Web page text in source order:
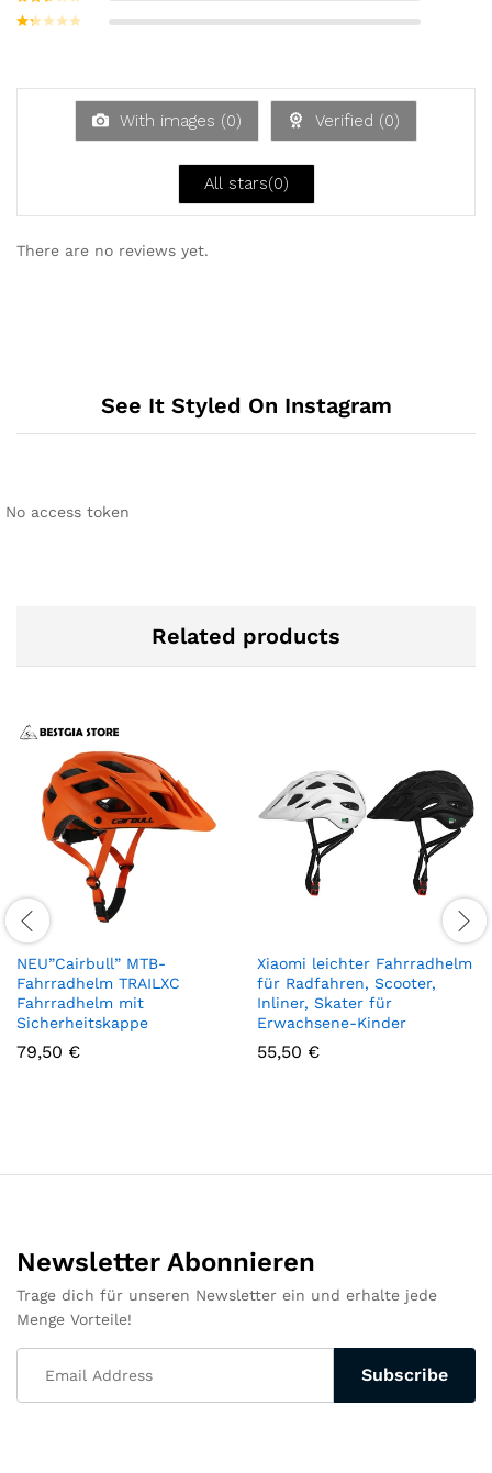
von 5
Bew
et
With images (0) Verified (0)
All stars(0)
There are no reviews yet.
See It Styled On Instagram
No access token
Related products
NEU”Cairbull” MTB-
Fahrradhelm TRAILXC
Fahrradhelm mit
Sicherheitskappe
79,50 €
Xiaomi leichter Fahrradhelm
für Radfahren, Scooter,
Inliner, Skater für
Erwachsene-Kinder
55,50 €
Newsletter Abonnieren
Trage dich für unseren Newsletter ein und erhalte jede
Menge Vorteile!